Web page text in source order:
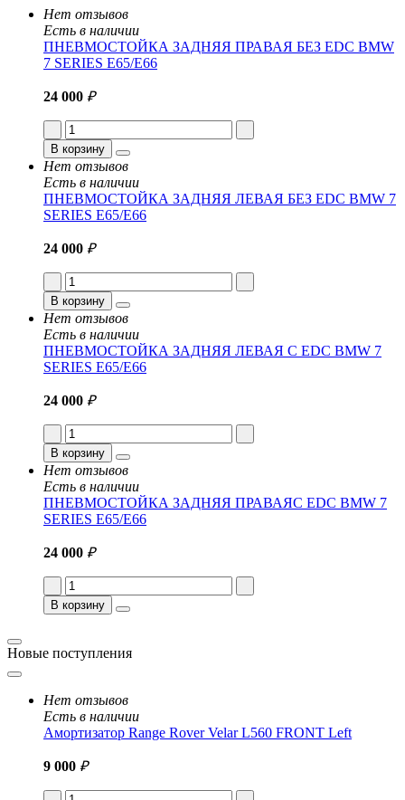
Нет отзывов
Есть в наличии
ПНЕВМОСТОЙКА ЗАДНЯЯ ПРАВАЯ БЕЗ EDC BMW
7 SERIES E65/E66
24 000 ₽
В корзину
Нет отзывов
Есть в наличии
ПНЕВМОСТОЙКА ЗАДНЯЯ ЛЕВАЯ БЕЗ EDC BMW 7
SERIES E65/E66
24 000 ₽
В корзину
Нет отзывов
Есть в наличии
ПНЕВМОСТОЙКА ЗАДНЯЯ ЛЕВАЯ С EDC BMW 7
SERIES E65/E66
24 000 ₽
В корзину
Нет отзывов
Есть в наличии
ПНЕВМОСТОЙКА ЗАДНЯЯ ПРАВАЯС EDC BMW 7
SERIES E65/E66
24 000 ₽
В корзину
Новые поступления
Нет отзывов
Есть в наличии
Амортизатор Range Rover Velar L560 FRONT Left
9 000 ₽